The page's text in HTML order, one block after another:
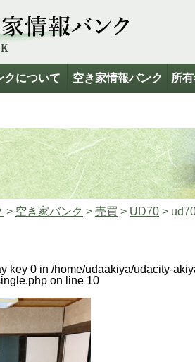
クについて 空き家情報バンク 所
> 空き家バンク > 売買 > UD70 >
key 0 in /home/udaakiya/udacity-
on line 10